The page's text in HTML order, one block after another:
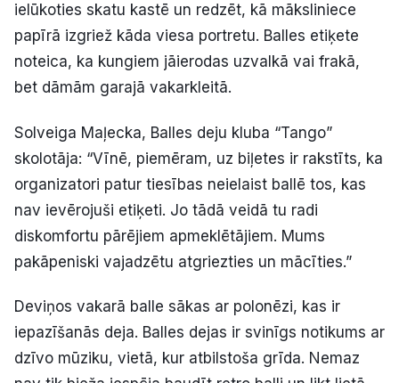
ielūkoties skatu kastē un redzēt, kā māksliniece
papīrā izgriež kāda viesa portretu. Balles etiķete
noteica, ka kungiem jāierodas uzvalkā vai frakā,
bet dāmām garajā vakarkleitā.
Solveiga Maļecka, Balles deju kluba “Tango”
skolotāja: “Vīnē, piemēram, uz biļetes ir rakstīts, ka
organizatori patur tiesības neielaist ballē tos, kas
nav ievērojuši etiķeti. Jo tādā veidā tu radi
diskomfortu pārējiem apmeklētājiem. Mums
pakāpeniski vajadzētu atgriezties un mācīties.”
Deviņos vakarā balle sākas ar polonēzi, kas ir
iepazīšanās deja. Balles dejas ir svinīgs notikums ar
dzīvo mūziku, vietā, kur atbilstoša grīda. Nemaz